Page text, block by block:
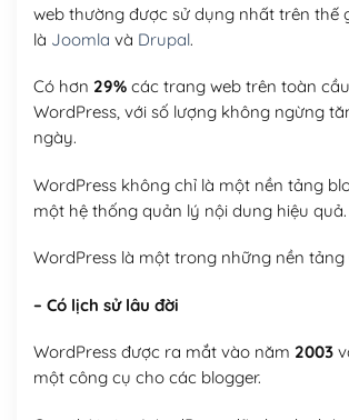
web thường được sử dụng nhất trên thế
là Joomla và Drupal.
Có hơn 29%các trang web trên toàn
WordPress, với số lượng không ngừng
ngày.
WordPress không chỉ là một nền tảng
một hệ thống quản lý nội dung hiệu quả.
WordPress là một trong những nền tảng
– Có lịch sử lâu đời
WordPress được ra mắt vào năm 2003
một công cụ cho các blogger.